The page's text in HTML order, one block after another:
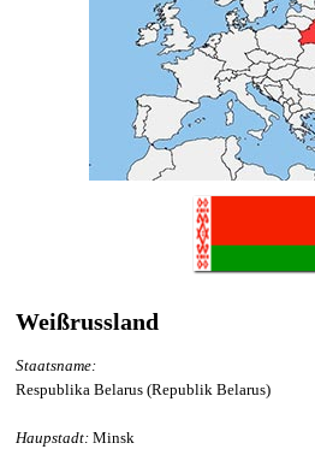
Weißrussland
Staatsname:
Respublika Belarus (Republik Belarus)
Haupstadt: Minsk